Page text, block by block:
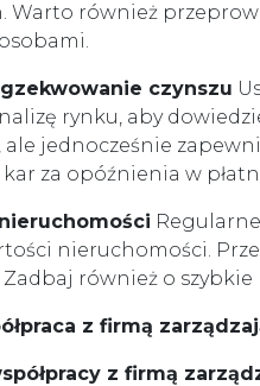
Warto również
czynszu
rynku, aby
jednocześnie
za opóźnienia w
nieruchomości.
również o
z firmą
z firmą